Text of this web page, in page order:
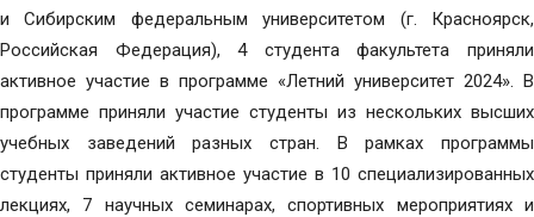
и Сибирским федеральным университетом (г. Красноярск,
Российская Федерация), 4 студента факультета приняли
активное участие в программе «Летний университет 2024». В
программе приняли участие студенты из нескольких высших
учебных заведений разных стран. В рамках программы
студенты приняли активное участие в 10 специализированных
лекциях, 7 научных семинарах, спортивных мероприятиях и